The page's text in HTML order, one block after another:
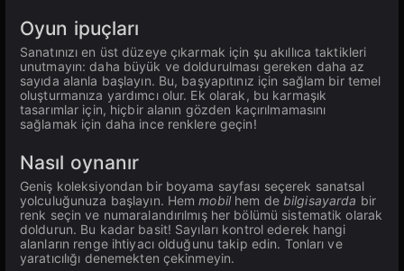
Oyun ipuçları
Sanatınızı en üst düzeye çıkarmak için şu akıllıca taktikleri
unutmayın: daha büyük ve doldurulması gereken daha az
sayıda alanla başlayın. Bu, başyapıtınız için sağlam bir temel
oluşturmanıza yardımcı olur. Ek olarak, bu karmaşık
tasarımlar için, hiçbir alanın gözden kaçırılmamasını
sağlamak için daha ince renklere geçin!
Nasıl oynanır
Geniş koleksiyondan bir boyama sayfası seçerek sanatsal
yolculuğunuza başlayın. Hemmobilhem de bilgisayarda bir
renk seçin ve numaralandırılmış her bölümü sistematik olarak
doldurun. Bu kadar basit! Sayıları kontrol ederek hangi
alanların renge ihtiyacı olduğunu takip edin. Tonları ve
yaratıcılığı denemekten çekinmeyin.